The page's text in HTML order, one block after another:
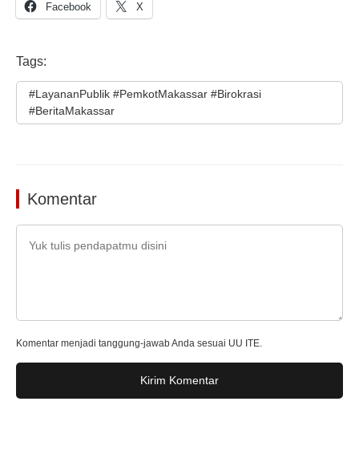
Facebook X
Tags:
#LayananPublik #PemkotMakassar #Birokrasi
#BeritaMakassar
Komentar
Komentar menjadi tanggung-jawab Anda sesuai UU ITE.
Kirim Komentar